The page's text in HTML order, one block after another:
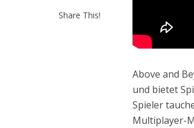
Share This!
Above and
und bietet
Spieler
Multiplayer-